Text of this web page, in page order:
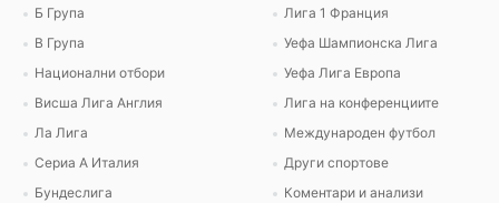
Б Група
В Група
Национални отбори
Висша Лига Англия
Ла Лига
Сериа А Италия
Бундеслига
Лига 1 Франция
Уефа Шампионска Лига
Уефа Лига Европа
Лига на конференциите
Международен футбол
Други спортове
Коментари и анализи